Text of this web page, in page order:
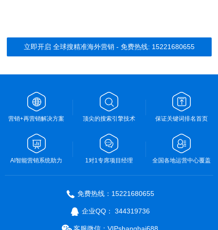
立即开启 全球搜精准海外营销 - 免费热线: 15221680655
营销+再营销解决方案 顶尖的搜索引擎技术 保证关键词排名首页
AI智能营销系统助力 1对1专席项目经理 全国各地运营中心覆盖
免费热线：15221680655
企业QQ： 344319736
客服微信：VIPshanghai688